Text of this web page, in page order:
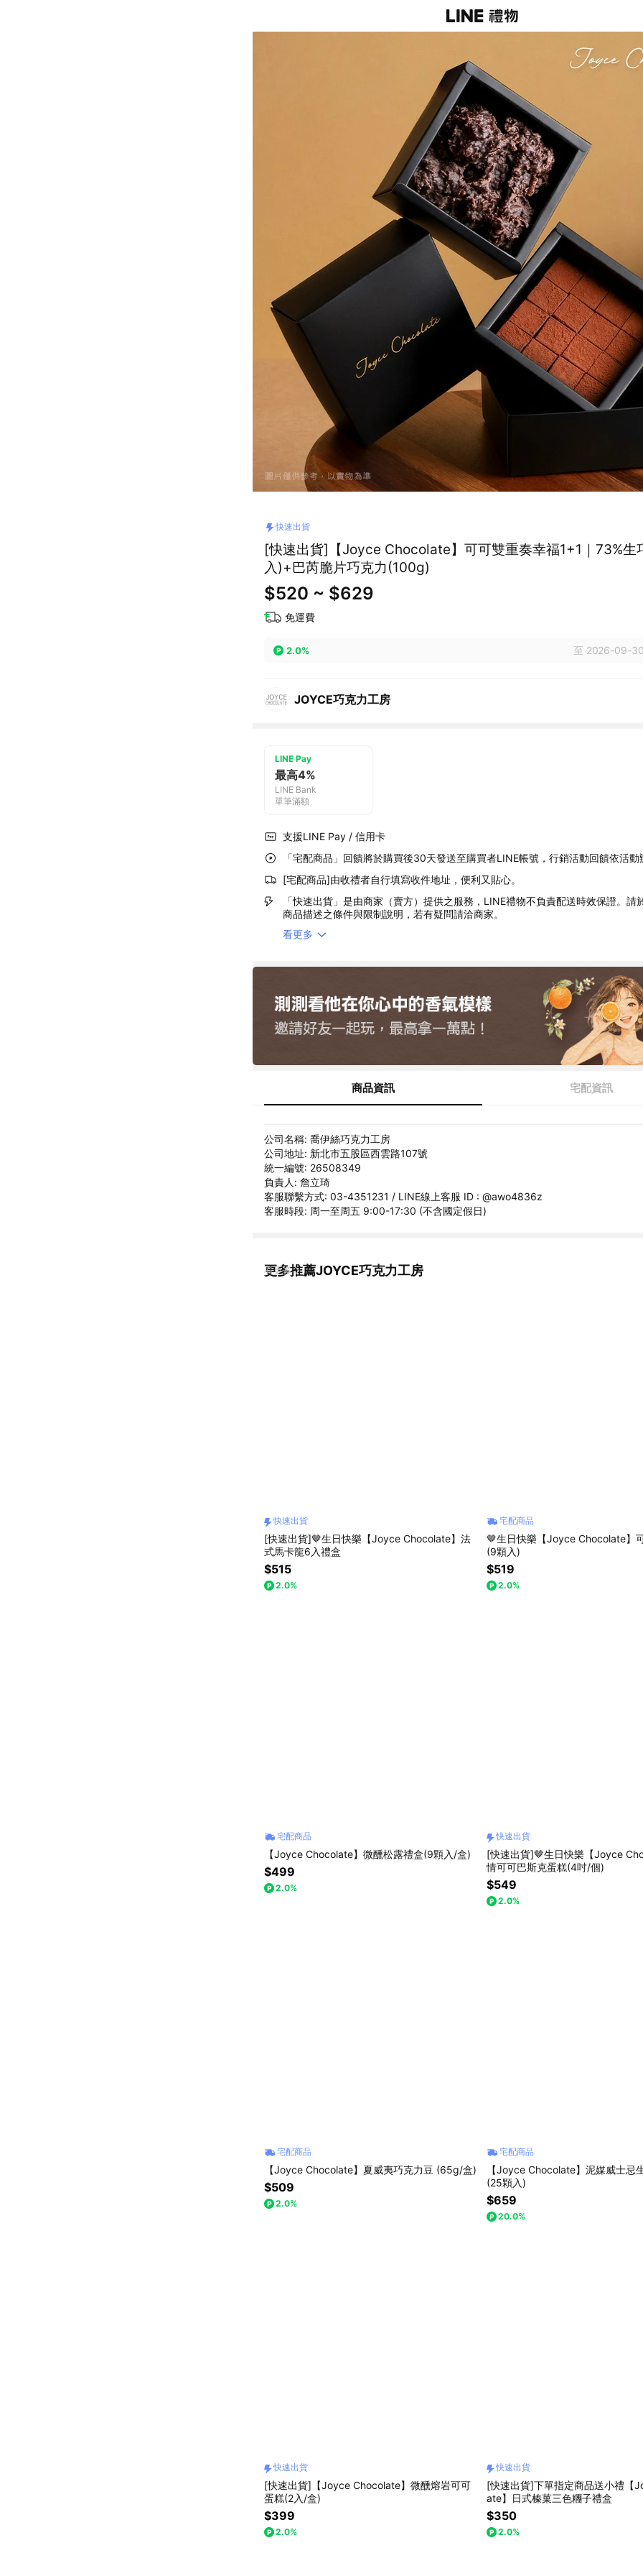
快速出貨
[快速出貨]【Joyce Chocolate】可可雙重奏幸福1+1｜73%生
入)+巴芮脆片巧克力(100g)
$520 ~ $629
免運費
2.0% 至 2026-09-
JOYCE巧克力工房
LINE Pay
最高4%
LINE Bank
單筆滿額
支援LINE Pay / 信用卡
「宅配商品」回饋將於購買後30天發送至購買者LINE帳號，行銷活動回饋依活動
[宅配商品]由收禮者自行填寫收件地址，便利又貼心。
「快速出貨」是由商家（賣方）提供之服務，LINE禮物不負責配送時效保證。請
商品描述之條件與限制說明，若有疑問請洽商家。
看更多
商品資訊 宅配資訊
公司名稱: 喬伊絲巧克力工房
公司地址: 新北市五股區西雲路107號
統一編號: 26508349
負責人: 詹立琦
客服聯繫方式: 03-4351231 / LINE線上客服 ID : @awo4836z
客服時段: 周一至周五 9:00-17:30 (不含國定假日)
更多推薦JOYCE巧克力工房
看更多
快速出貨
[快速出貨]🤎生日快樂【Joyce Chocolate】法
式馬卡龍6入禮盒
$515
2.0%
宅配商品
🤎生日快樂【Joyce Chocolate】
(9顆入)
$519
2.0%
宅配商品
【Joyce Chocolate】微醺松露禮盒(9顆入/盒)
$499
2.0%
快速出貨
[快速出貨]🤎生日快樂【Joyce
情可可巴斯克蛋糕(4吋/個)
$549
2.0%
宅配商品
【Joyce Chocolate】夏威夷巧克力豆 (65g/盒)
$509
2.0%
宅配商品
【Joyce Chocolate】泥媒威士忌
(25顆入)
$659
20.0%
快速出貨
[快速出貨]【Joyce Chocolate】微醺熔岩可可
蛋糕(2入/盒)
$399
2.0%
快速出貨
[快速出貨]下單指定商品送小禮【
ate】日式榛菓三色糰子禮盒
$350
2.0%